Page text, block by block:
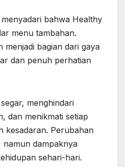
bahwa Healthy
menu tambahan.
menjadi bagian dari gaya
dan penuh perhatian
menghindari
dan menikmati setiap
kesadaran. Perubahan
namun dampaknya
sehari-hari.